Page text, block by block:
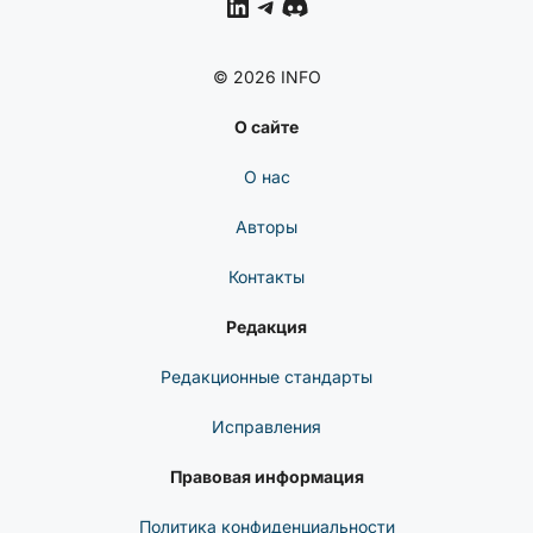
© 2026 INFO
О сайте
О нас
Авторы
Контакты
Редакция
Редакционные стандарты
Исправления
Правовая информация
Политика конфиденциальности